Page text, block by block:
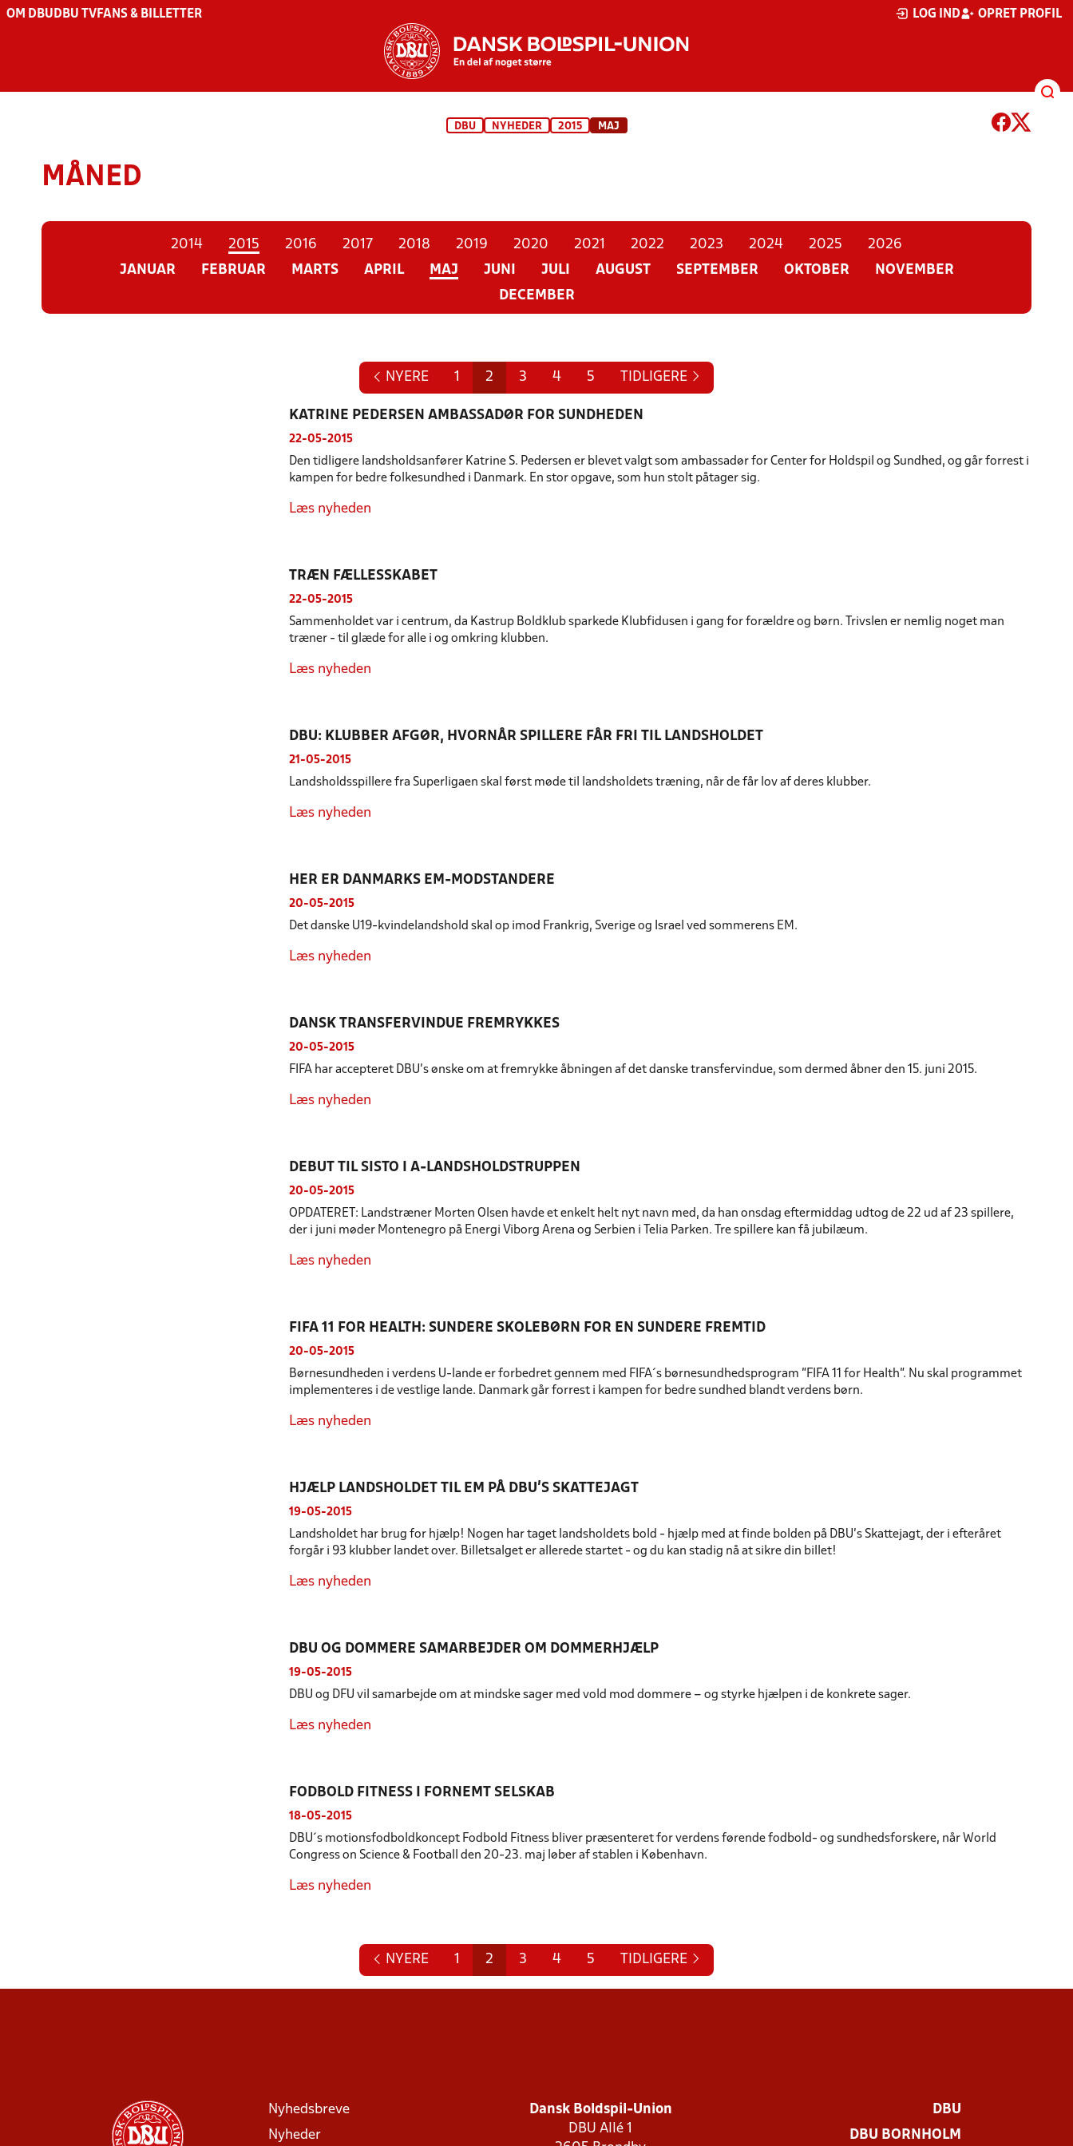
OM DBU DBU TV FANS & BILLETTER LOG IND OPRET PROFIL
DBU NYHEDER 2015 MAJ
MÅNED
2014 2015 2016 2017 2018 2019 2020 2021 2022 2023 2024 2025
2026
JANUAR
FEBRUAR MARTS APRIL MAJ JUNI JULI AUGUST SEPTEMBER OKTOBER
NOVEMBER
DECEMBER
NYERE 1 2 3 4 5 TIDLIGERE
KATRINE PEDERSEN AMBASSADØR FOR SUNDHEDEN
22-05-2015
Den tidligere landsholdsanfører Katrine S. Pedersen er blevet valgt som ambassadør for Center for Holdspil og Sundhed, og går forrest i
kampen for bedre folkesundhed i Danmark. En stor opgave, som hun stolt påtager sig.
Læs nyheden
TRÆN FÆLLESSKABET
22-05-2015
Sammenholdet var i centrum, da Kastrup Boldklub sparkede Klubfidusen i gang for forældre og børn. Trivslen er nemlig noget man
træner - til glæde for alle i og omkring klubben.
Læs nyheden
DBU: KLUBBER AFGØR, HVORNÅR SPILLERE FÅR FRI TIL LANDSHOLDET
21-05-2015
Landsholdsspillere fra Superligaen skal først møde til landsholdets træning, når de får lov af deres klubber.
Læs nyheden
HER ER DANMARKS EM-MODSTANDERE
20-05-2015
Det danske U19-kvindelandshold skal op imod Frankrig, Sverige og Israel ved sommerens EM.
Læs nyheden
DANSK TRANSFERVINDUE FREMRYKKES
20-05-2015
FIFA har accepteret DBU’s ønske om at fremrykke åbningen af det danske transfervindue, som dermed åbner den 15. juni 2015.
Læs nyheden
DEBUT TIL SISTO I A-LANDSHOLDSTRUPPEN
20-05-2015
OPDATERET: Landstræner Morten Olsen havde et enkelt helt nyt navn med, da han onsdag eftermiddag udtog de 22 ud af 23 spillere,
der i juni møder Montenegro på Energi Viborg Arena og Serbien i Telia Parken. Tre spillere kan få jubilæum.
Læs nyheden
FIFA 11 FOR HEALTH: SUNDERE SKOLEBØRN FOR EN SUNDERE FREMTID
20-05-2015
Børnesundheden i verdens U-lande er forbedret gennem med FIFA´s børnesundhedsprogram ”FIFA 11 for Health”. Nu skal programmet
implementeres i de vestlige lande. Danmark går forrest i kampen for bedre sundhed blandt verdens børn.
Læs nyheden
HJÆLP LANDSHOLDET TIL EM PÅ DBU’S SKATTEJAGT
19-05-2015
Landsholdet har brug for hjælp! Nogen har taget landsholdets bold - hjælp med at finde bolden på DBU’s Skattejagt, der i efteråret
forgår i 93 klubber landet over. Billetsalget er allerede startet - og du kan stadig nå at sikre din billet!
Læs nyheden
DBU OG DOMMERE SAMARBEJDER OM DOMMERHJÆLP
19-05-2015
DBU og DFU vil samarbejde om at mindske sager med vold mod dommere – og styrke hjælpen i de konkrete sager.
Læs nyheden
FODBOLD FITNESS I FORNEMT SELSKAB
18-05-2015
DBU´s motionsfodboldkoncept Fodbold Fitness bliver præsenteret for verdens førende fodbold- og sundhedsforskere, når World
Congress on Science & Football den 20-23. maj løber af stablen i København.
Læs nyheden
NYERE 1 2 3 4 5 TIDLIGERE
Nyhedsbreve
Nyheder
Dansk Boldspil-Union
DBU Allé 1
DBU
DBU BORNHOLM